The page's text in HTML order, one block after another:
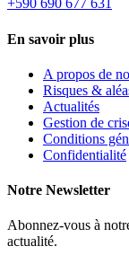
+590 690 677 631
En savoir plus
A propos de
Risques &
Actualités
Gestion de
Conditions
Confidentialité
Notre Newsletter
Abonnez-vous à
actualité.